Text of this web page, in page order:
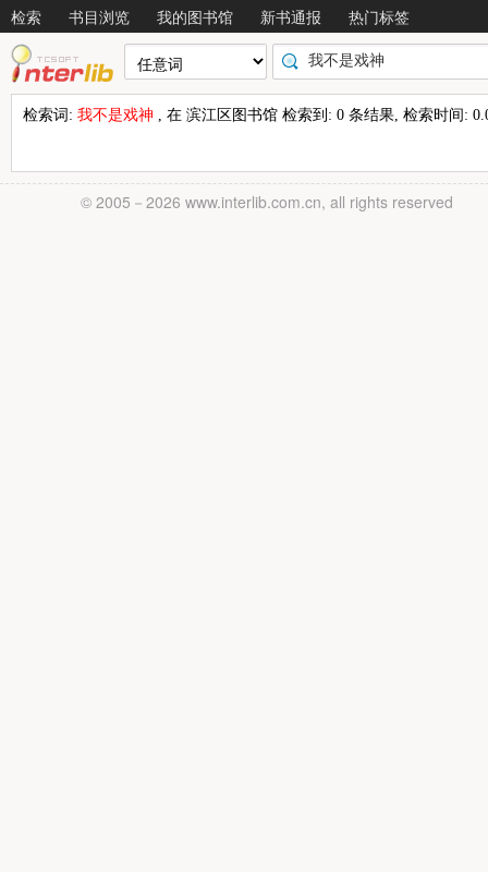
检索 书目浏览 我的图书馆 新书通报 热门标签
检索词: 我不是戏神 , 在 滨江区图书馆 检索到: 0 条结果, 检索时间:
© 2005－ 2026 www.interlib.com.cn, all rights reserved